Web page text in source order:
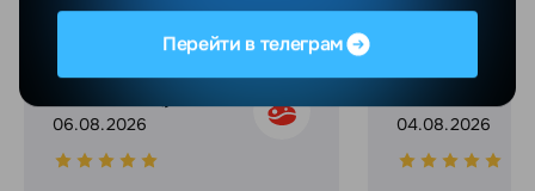
YANDEX GOOGLE
06.08.2026
04.08.2026
Перейти в телеграм